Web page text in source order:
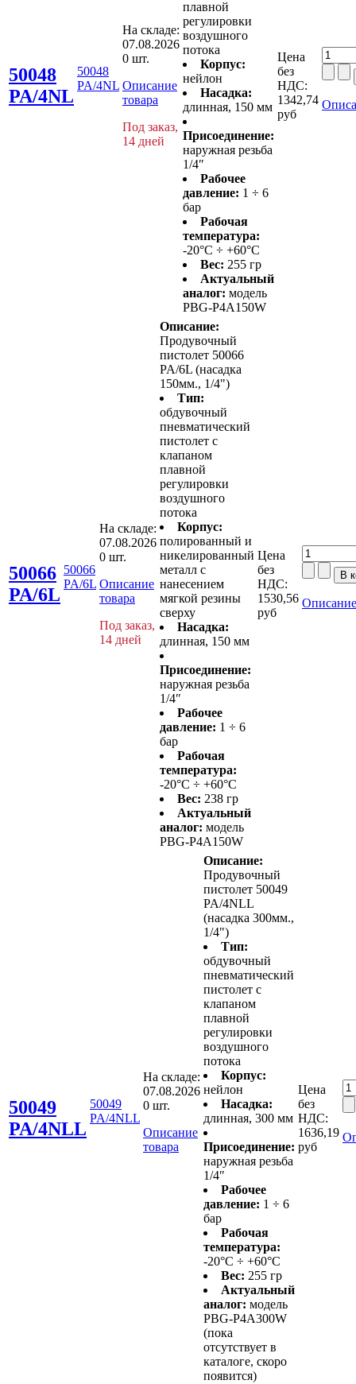
50048
PA/4NL
50048
PA/4NL
На складе:
07.08.2026
0 шт.
Описание
товара
Под заказ,
14 дней
плавной
регулировки
воздушного
потока
Корпус:
нейлон
Насадка:
длинная, 150 мм
Присоединение:
наружная резьба
1/4″
Рабочее
давление: 1 ÷ 6
бар
Рабочая
температура:
-20°C ÷ +60°C
Вес: 255 гр
Актуальный
аналог: модель
PBG-P4A150W
Цена
без
НДС:
1342,74
руб
50066
PA/6L
50066
PA/6L
На складе:
07.08.2026
0 шт.
Описание
товара
Под заказ,
14 дней
Описание:
Продувочный
пистолет 50066
PA/6L (насадка
150мм., 1/4")
Тип:
обдувочный
пневматический
пистолет с
клапаном
плавной
регулировки
воздушного
потока
Корпус:
полированный и
никелированный
металл с
нанесением
мягкой резины
сверху
Насадка:
длинная, 150 мм
Присоединение:
наружная резьба
1/4″
Рабочее
давление: 1 ÷ 6
бар
Рабочая
температура:
-20°C ÷ +60°C
Вес: 238 гр
Актуальный
аналог: модель
PBG-P4A150W
Цена
без
НДС:
1530,56
руб
50049
PA/4NLL
50049
PA/4NLL
На складе:
07.08.2026
0 шт.
Описание
товара
Описание:
Продувочный
пистолет 50049
PA/4NLL
(насадка 300мм.,
1/4")
Тип:
обдувочный
пневматический
пистолет с
клапаном
плавной
регулировки
воздушного
потока
Корпус:
нейлон
Насадка:
длинная, 300 мм
Присоединение:
наружная резьба
1/4″
Рабочее
давление: 1 ÷ 6
бар
Рабочая
температура:
-20°C ÷ +60°C
Вес: 255 гр
Актуальный
аналог: модель
PBG-P4A300W
(пока
отсутствует в
каталоге, скоро
появится)
Цена
без
НДС:
1636,19
руб